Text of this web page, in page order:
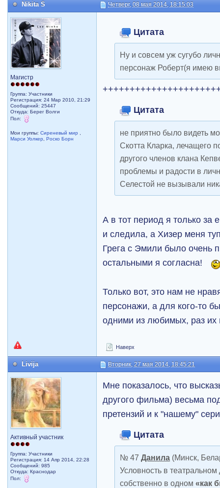
Nikita S Четверг, 08 мая 2014, 18:15:03
Магистр
Группа: Участники
Регистрация: 24 Мар 2010, 21:29
Сообщений: 25447
Откуда: Берег Волги
Пол:
Мои группы:Сиреневый мир ,
Марси Уолкер,Роско Борн
Цитата
Ну и совсем уж сугубо
персонаж Роберт(я имею
Цитата
не приятно было видеть
Скотта Кларка, лечащего
другого членов клана
проблемы и радости в
Селестой не вызывали
А в тот период я только за
и следила, а Хизер меня
Грега с Эмили было очень
остальными я согласна!
Только вот, это нам не
персонажи, а для кого-то
одними из любимых, раз их
Наверх
Livija Вторник, 27 мая 2014, 18:45:21
Активный участник
Группа: Участники
Регистрация: 14 Апр 2014, 22:28
Сообщений: 985
Откуда: Краснодар
Пол:
Мне показалось, что
другого фильма) весьма
претензий и к "нашему"
Цитата
№ 47Данила (Минск,
Условность в театральном
собственно в одном«как